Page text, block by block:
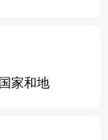
家和地